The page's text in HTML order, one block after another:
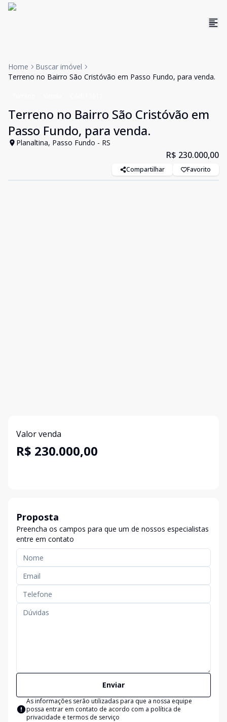
Home
Buscar imóvel
Terreno no Bairro São Cristóvão em Passo Fundo, para venda.
Terreno no Bairro São Cristóvão em
Passo Fundo, para venda.
Planaltina, Passo Fundo - RS
R$ 230.000,00
Compartilhar Favorito
Valor venda
R$ 230.000,00
Proposta
Preencha os campos para que um de nossos especialistas
entre em contato
Enviar
As informações serão utilizadas para que a nossa equipe
possa entrar em contato de acordo com a política de
privacidade e termos de serviço